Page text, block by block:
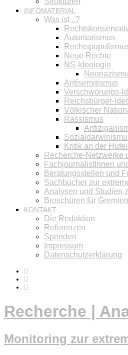
INFOMATERIAL
Was ist ..?
Autoritarismus
Neue Rechte
NS-Ideologie
Antisemitismus
Verschwörungs-
Reichsbürger-
Völkischer
Rassismus
Kritik an der
Recherche-Netzwerke
FachjournalistInnen
Beratungsstellen und
Sachbücher zur
Analysen und Studien
Broschüren für
KONTAKT
Die Redaktion
Referenzen
Spenden
Impressum
Datenschutzerklärung
Recherche |
Monitoring zur